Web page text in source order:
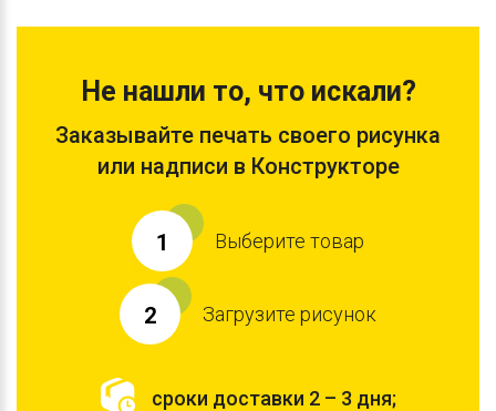
Не нашли то, что искали?
Заказывайте печать своего рисунка
или надписи в Конструкторе
1 Выберите товар
2 Загрузите рисунок
сроки доставки 2 – 3 дня;